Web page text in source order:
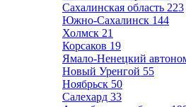
Сахалинская область 223
Южно-Сахалинск 144
Холмск 21
Корсаков 19
Ямало-Ненецкий
Новый Уренгой 55
Ноябрьск 50
Салехард 33